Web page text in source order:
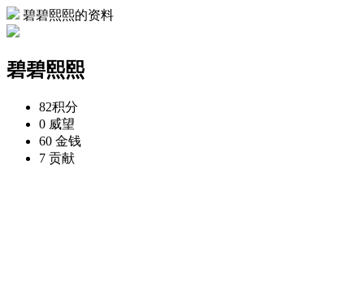
碧碧熙熙的资料
碧碧熙熙
82积分
0 威望
60 金钱
7 贡献